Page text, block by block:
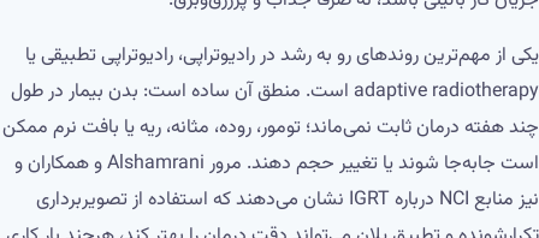
یکی از مهم‌ترین روندهای رو به رشد در رادیوتراپی، رادیوتراپی تطبیقی یا
adaptive radiotherapy است. منطق آن ساده است: بدن بیمار در طول
چند هفته درمان ثابت نمی‌ماند؛ تومور، روده، مثانه، ریه یا بافت نرم ممکن
است جابه‌جا شوند یا تغییر حجم دهند. مرور Alshamrani و همکاران و
نیز منابع NCI درباره IGRT نشان می‌دهند که استفاده از تصویربرداری